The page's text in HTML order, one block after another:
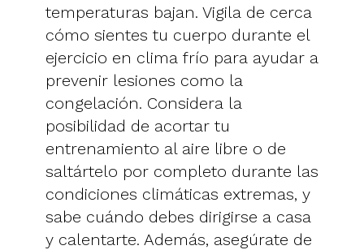
temperaturas bajan. Vigila de cerca
cómo sientes tu cuerpo durante el
ejercicio en clima frío para ayudar a
prevenir lesiones como la
congelación. Considera la
posibilidad de acortar tu
entrenamiento al aire libre o de
saltártelo por completo durante las
condiciones climáticas extremas, y
sabe cuándo debes dirigirse a casa
y calentarte. Además, asegúrate de